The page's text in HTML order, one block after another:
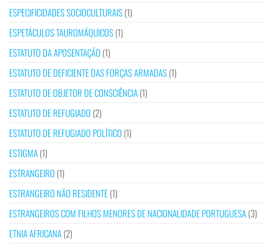
ESPECIFICIDADES SOCIOCULTURAIS(1)
ESPETÁCULOS TAUROMÁQUICOS(1)
ESTATUTO DA APOSENTAÇÃO (1)
ESTATUTO DE DEFICIENTE DAS FORÇAS ARMADAS(1)
ESTATUTO DE OBJETOR DE CONSCIÊNCIA(1)
ESTATUTO DE REFUGIADO (2)
ESTATUTO DE REFUGIADO POLÍTICO (1)
ESTIGMA(1)
ESTRANGEIRO (1)
ESTRANGEIRO NÃO RESIDENTE(1)
ESTRANGEIROS COM FILHOS MENORES DE NACIONALIDADE PORTUGUESA(3)
ETNIA AFRICANA(2)